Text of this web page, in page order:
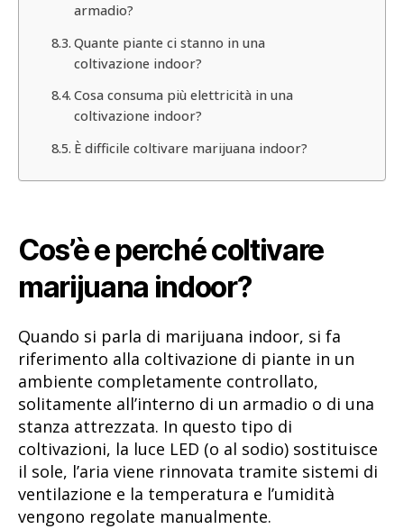
armadio?
Quante piante ci stanno in una
coltivazione indoor?
Cosa consuma più elettricità in una
coltivazione indoor?
È difficile coltivare marijuana indoor?
Cos’è e perché coltivare
marijuana indoor?
Quando si parla di marijuana indoor, si fa
riferimento alla coltivazione di piante in un
ambiente completamente controllato,
solitamente all’interno di un armadio o di una
stanza attrezzata. In questo tipo di
coltivazioni, la luce LED (o al sodio) sostituisce
il sole, l’aria viene rinnovata tramite sistemi di
ventilazione e la temperatura e l’umidità
vengono regolate manualmente.